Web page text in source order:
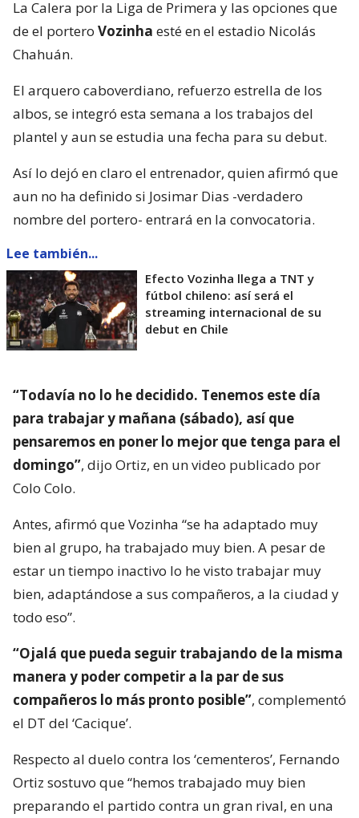
La Calera por la Liga de Primera y las opciones que
de el portero Vozinha esté en el estadio Nicolás
Chahuán.
El arquero caboverdiano, refuerzo estrella de los
albos, se integró esta semana a los trabajos del
plantel y aun se estudia una fecha para su debut.
Así lo dejó en claro el entrenador, quien afirmó que
aun no ha definido si Josimar Dias -verdadero
nombre del portero- entrará en la convocatoria.
Lee también...
Efecto Vozinha llega a TNT y
fútbol chileno: así será el
streaming internacional de su
debut en Chile
“Todavía no lo he decidido. Tenemos este día
para trabajar y mañana (sábado), así que
pensaremos en poner lo mejor que tenga para el
domingo”, dijo Ortiz, en un video publicado por
Colo Colo.
Antes, afirmó que Vozinha “se ha adaptado muy
bien al grupo, ha trabajado muy bien. A pesar de
estar un tiempo inactivo lo he visto trabajar muy
bien, adaptándose a sus compañeros, a la ciudad y
todo eso”.
“Ojalá que pueda seguir trabajando de la misma
manera y poder competir a la par de sus
compañeros lo más pronto posible”, complementó
el DT del ‘Cacique’.
Respecto al duelo contra los ‘cementeros’, Fernando
Ortiz sostuvo que “hemos trabajado muy bien
preparando el partido contra un gran rival, en una